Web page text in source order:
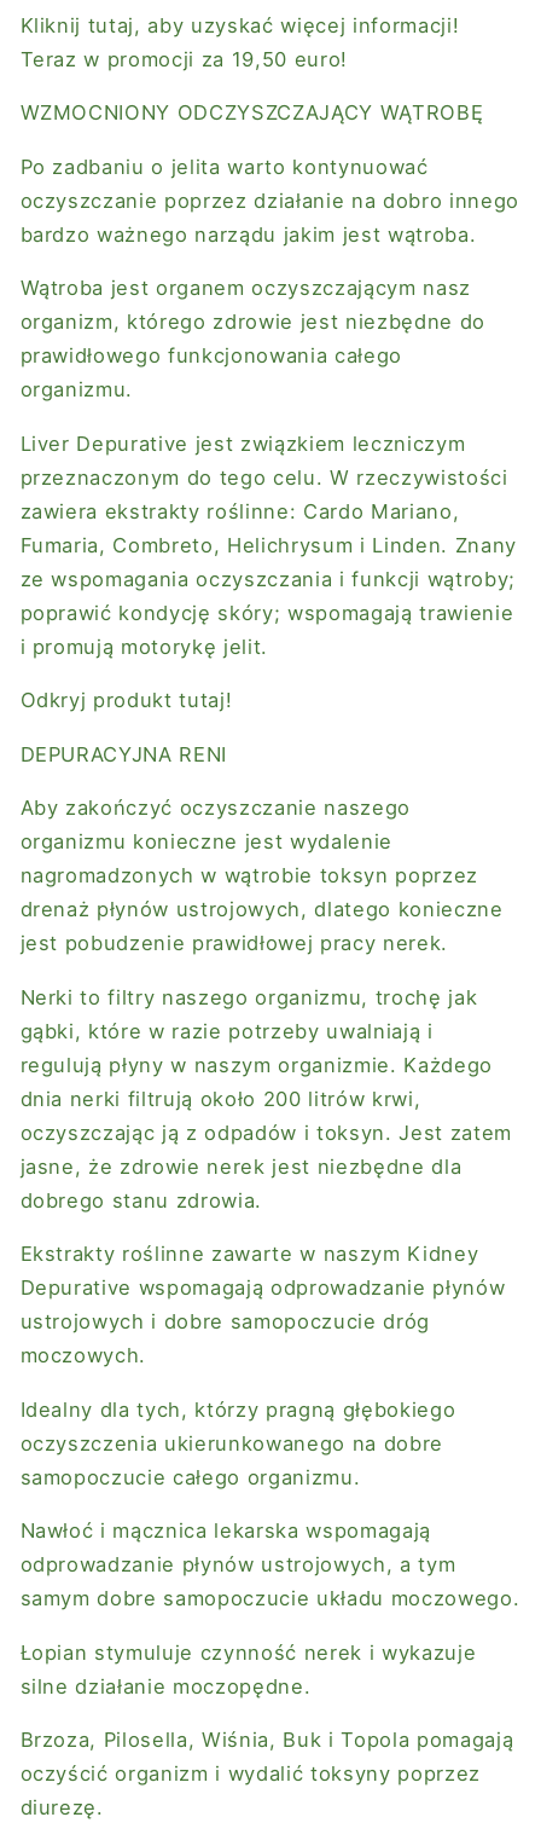
Kliknij tutaj, aby uzyskać więcej informacji!
Teraz w promocji za 19,50 euro!
WZMOCNIONY ODCZYSZCZAJĄCY WĄTROBĘ
Po zadbaniu o jelita warto kontynuować
oczyszczanie poprzez działanie na dobro innego
bardzo ważnego narządu jakim jest wątroba.
Wątroba jest organem oczyszczającym nasz
organizm, którego zdrowie jest niezbędne do
prawidłowego funkcjonowania całego
organizmu.
Liver Depurative jest związkiem leczniczym
przeznaczonym do tego celu. W rzeczywistości
zawiera ekstrakty roślinne: Cardo Mariano,
Fumaria, Combreto, Helichrysum i Linden. Znany
ze wspomagania oczyszczania i funkcji wątroby;
poprawić kondycję skóry; wspomagają trawienie
i promują motorykę jelit.
Odkryj produkt tutaj!
DEPURACYJNA RENI
Aby zakończyć oczyszczanie naszego
organizmu konieczne jest wydalenie
nagromadzonych w wątrobie toksyn poprzez
drenaż płynów ustrojowych, dlatego konieczne
jest pobudzenie prawidłowej pracy nerek.
Nerki to filtry naszego organizmu, trochę jak
gąbki, które w razie potrzeby uwalniają i
regulują płyny w naszym organizmie. Każdego
dnia nerki filtrują około 200 litrów krwi,
oczyszczając ją z odpadów i toksyn. Jest zatem
jasne, że zdrowie nerek jest niezbędne dla
dobrego stanu zdrowia.
Ekstrakty roślinne zawarte w naszym Kidney
Depurative wspomagają odprowadzanie płynów
ustrojowych i dobre samopoczucie dróg
moczowych.
Idealny dla tych, którzy pragną głębokiego
oczyszczenia ukierunkowanego na dobre
samopoczucie całego organizmu.
Nawłoć i mącznica lekarska wspomagają
odprowadzanie płynów ustrojowych, a tym
samym dobre samopoczucie układu moczowego.
Łopian stymuluje czynność nerek i wykazuje
silne działanie moczopędne.
Brzoza, Pilosella, Wiśnia, Buk i Topola pomagają
oczyścić organizm i wydalić toksyny poprzez
diurezę.